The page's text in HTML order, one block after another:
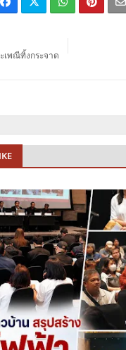
เพณีทิ้งกระจาด